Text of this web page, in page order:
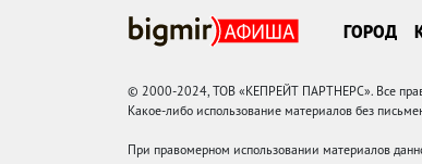
ГОРОД
© 2000-2024, ТОВ «КЕПРЕЙТ ПАРТНЕРС». Все
Какое-либо использование материалов без
При правомерном использовании материалов